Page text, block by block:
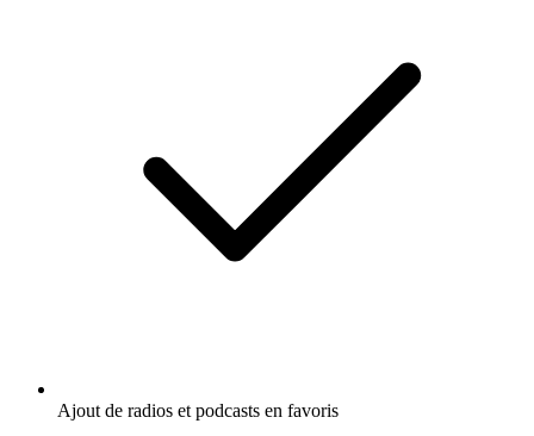
Ajout de radios et podcasts en favoris